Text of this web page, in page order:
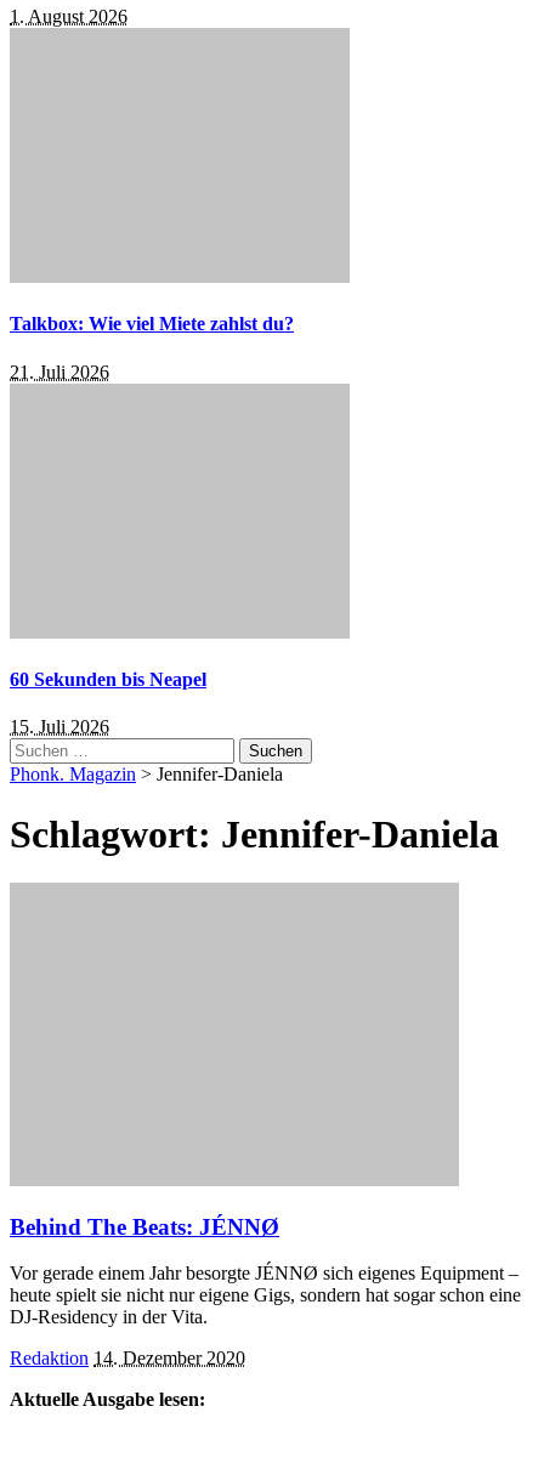
1. August 2026
Talkbox: Wie viel Miete zahlst du?
21. Juli 2026
60 Sekunden bis Neapel
15. Juli 2026
Suchen
nach:
Phonk. Magazin > Jennifer-Daniela
Schlagwort: Jennifer-Daniela
Behind The Beats: JÉNNØ
Vor gerade einem Jahr besorgte JÉNNØ sich eigenes Equipment –
heute spielt sie nicht nur eigene Gigs, sondern hat sogar schon eine
DJ-Residency in der Vita.
Posted
Redaktion 14. Dezember 2020
Aktuelle Ausgabe lesen: